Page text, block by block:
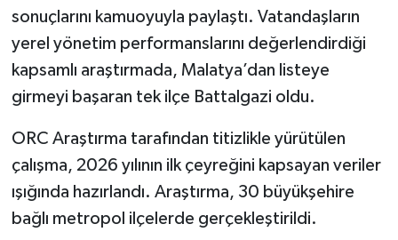
sonuçlarını kamuoyuyla paylaştı. Vatandaşların
yerel yönetim performanslarını değerlendirdiği
kapsamlı araştırmada, Malatya’dan listeye
girmeyi başaran tek ilçe Battalgazi oldu.
ORC Araştırma tarafından titizlikle yürütülen
çalışma, 2026 yılının ilk çeyreğini kapsayan veriler
ışığında hazırlandı. Araştırma, 30 büyükşehire
bağlı metropol ilçelerde gerçekleştirildi.